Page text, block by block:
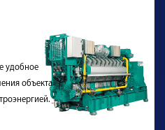
удобное
объекта